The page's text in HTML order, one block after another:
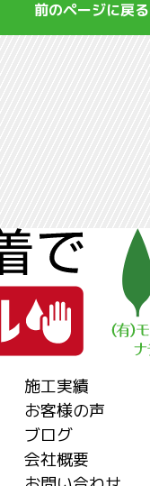
前のページに戻る
施工実績
お客様の声
ブログ
会社概要